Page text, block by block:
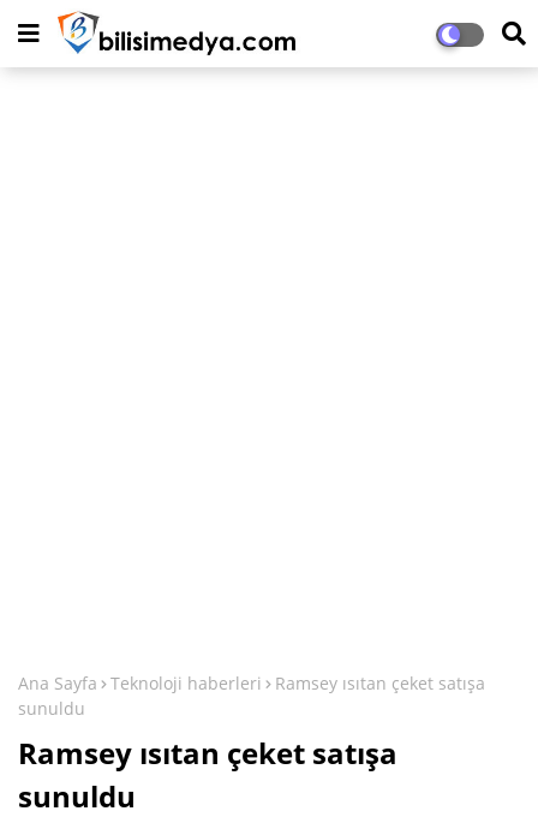
Ana Sayfa Teknoloji haberleri
Ramsey ısıtan çeket satışa
sunuldu
Ramsey ısıtan çeket satışa
sunuldu